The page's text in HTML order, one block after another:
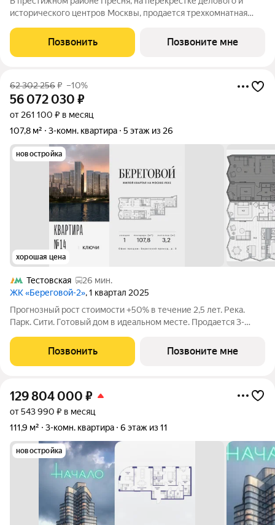
исторического центров Москвы, продается трехкомнатная
находится на 8 этаже 11-этажного дома, в новом элитном
жилом комплексе «Начало» от
Позвонить Позвоните мне
62 302 256₽ –10%
56 072 030 ₽
от 261 100 ₽ в месяц
107,8 м²
3-комн. квартира 5 этаж из 26
новостройка
хорошая цена
Тестовская
26 мин.
ЖК «Береговой-2», 1 квартал 2025
Прогнозный рост стоимости +50% в течение 2,5 лет. Река.
Парк. Сити. Готовый дом в идеальном месте. Продается 3-
и видом на Москву-реку. Береговой - квартал-курорт в центре
столицы. Пешеходная
Позвонить Позвоните мне
129 804 000 ₽
от 543 990 ₽ в месяц
111,9 м²
3-комн. квартира 6 этаж из 11
новостройка